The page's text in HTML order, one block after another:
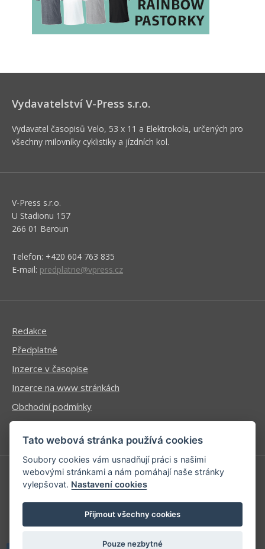
Vydavatelství V-Press s.r.o.
Vydavatel časopisů Velo, 53 x 11 a Elektrokola, určených pro
všechny milovníky cyklistiky a jízdních kol.
V-Press s.r.o.
U Stadionu 157
266 01 Beroun
Telefon: +420 604 763 835
E-mail: predplatne@vpress.cz
Redakce
Předplatné
Inzerce v časopise
Inzerce na www stránkách
Obchodní podmínky
Ochrana osobních údajů
Příhlášení | Registrace
Kontaktní informace
Mapa stránek
Tato webová stránka používá cookies
Soubory cookies vám usnadňují práci s našimi
webovými stránkami a nám pomáhají naše stránky
vylepšovat. Nastavení cookies
Přijmout všechny cookies
Pouze nezbytné